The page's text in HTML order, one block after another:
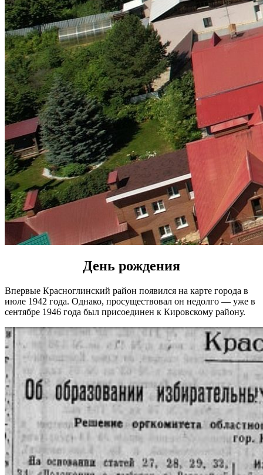
День рождения
Впервые Красноглинский район появился на карте города в
июле 1942 года. Однако, просуществовал он недолго — уже в
сентябре 1946 года был присоединен к Кировскому району.